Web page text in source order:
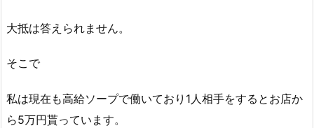
大抵は答えられません。
そこで
私は現在も高給ソープで働いており1人相手をするとお店か
ら5万円貰っています。